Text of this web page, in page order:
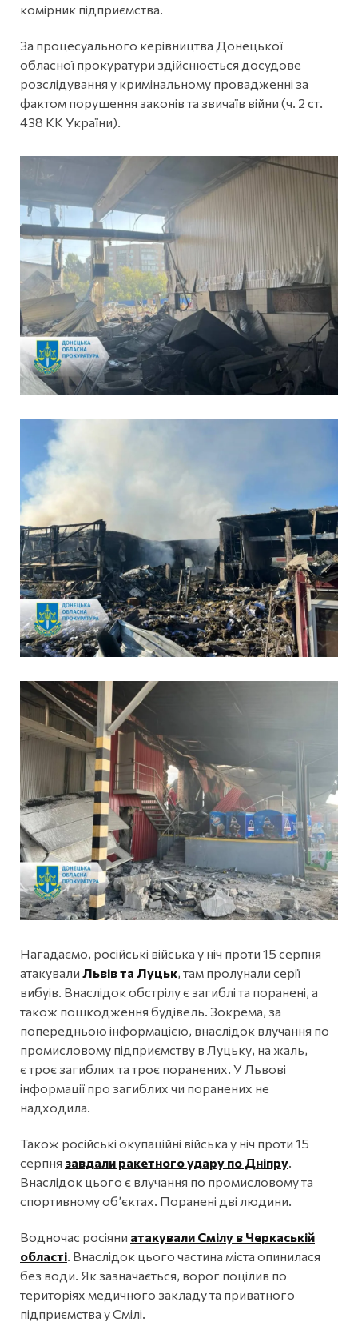
комірник підприємства.
За процесуального керівництва Донецької
обласної прокуратури здійснюється досудове
розслідування у кримінальному провадженні за
фактом порушення законів та звичаїв війни (ч. 2 ст.
438 КК України).
Нагадаємо, російські війська у ніч проти 15 серпня
атакували Львів та Луцьк, там пролунали серії
вибуів. Внаслідок обстрілу є загиблі та поранені, а
також пошкодження будівель. Зокрема, за
попередньою інформацією, внаслідок влучання по
промисловому підприємству в Луцьку, на жаль,
є троє загиблих та троє поранених. У Львові
інформації про загиблих чи поранених не
надходила.
Також російські окупаційні війська у ніч проти 15
серпня завдали ракетного удару по Дніпру
Внаслідок цього є влучання по промисловому та
спортивному об’єктах. Поранені дві людини.
Водночас росіяни атакували Смілу в Черкаській
області . Внаслідок цього частина міста опинилася
без води. Як зазначається, ворог поцілив по
територіях медичного закладу та приватного
підприємства у Смілі.